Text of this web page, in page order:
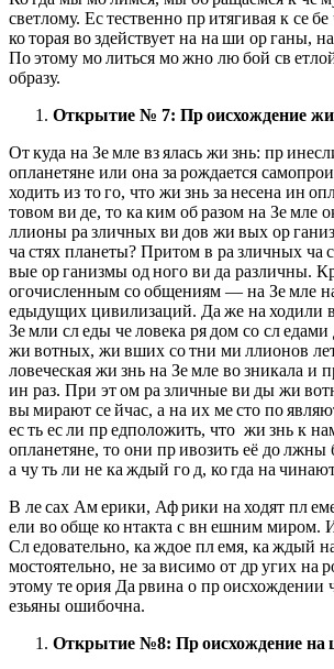
светлому. Ес тественно пр итягивая к се
ко торая во здействует на на ши ор ганы,
По этому мо литься мо жно лю бой св
образу.
Открытие № 7: Происхождение жи
От куда на Зе мле вз ялась жи знь: пр
опланетяне или она за рождается
ходить из то го, что жи знь за несена ин
товом ви де, то ка ким об разом на Зе мле
ллионы ра зличных ви дов жи вых ор
ча стях планеты? Притом в ра зличных ча
вые ор ганизмы од ного ви да различны.
огочисленным со общениям — на Зе мле
едыдущих цивилизаций. Да же на ходили
Зе мли сл еды че ловека ря дом со сл
жи вотных, жи вших со тни ми ллионов лет
ловеческая жи знь на Зе мле во зникала и
ин раз. При эт ом ра зличные ви ды жи
вы мирают се йчас, а на их ме сто по
ес ть ес ли пр едположить, что жи знь к
опланетяне, то они пр ивозить её до лжны
а чу ть ли не ка ждый го д, ко гда на
В ле сах Ам ерики, Аф рики на ходят пл
ели во обще ко нтакта с вн ешним миром.
Сл едовательно, ка ждое пл емя, ка ждый
мостоятельно, не за висимо от др угих на
этому те ория Да рвина о пр оисхождении
езьяны ошибочна.
Открытие №8: Происхождение на